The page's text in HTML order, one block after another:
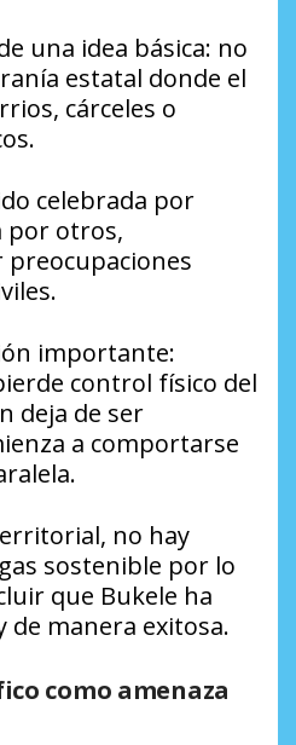
una idea básica: no
estatal donde el
cárceles o
celebrada por
por otros,
importante:
control físico del
deja de ser
a comportarse
no hay
sostenible por lo
que Bukele ha
de manera exitosa.
como amenaza